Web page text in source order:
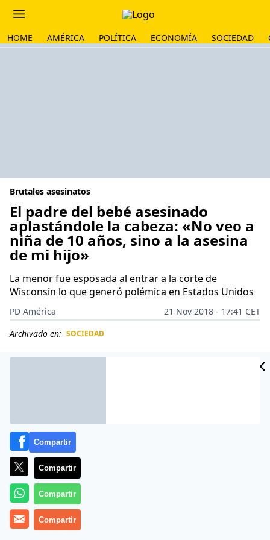
HOME AMÉRICA POLÍTICA ECONOMÍA SOCIEDAD
Brutales asesinatos
El padre del bebé asesinado
aplastándole la cabeza: «No veo a
niña de 10 años, sino a la asesina
de mi hijo»
La menor fue esposada al entrar a la corte de
Wisconsin lo que generó polémica en Estados Unidos
PD América
21 Nov 2018 - 17:41 CET
Archivado en: SOCIEDAD
Un niño que asesina a otro. La polémica está servida.
Compartir
Compartir
Compartir
Compartir